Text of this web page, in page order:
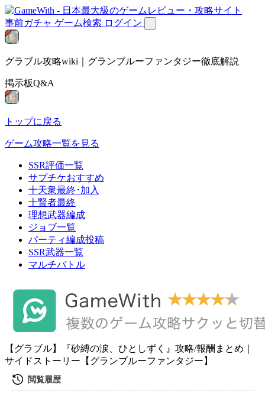
事前ガチャ ゲーム検索 ログイン
グラブル攻略wiki｜グランブルーファンタジー徹底解説
掲示板Q&A
トップに戻る
ゲーム攻略一覧を見る
SSR評価一覧
サプチケおすすめ
十天衆最終･加入
十賢者最終
理想武器編成
ジョブ一覧
パーティ編成投稿
SSR武器一覧
マルチバトル
【グラブル】『砂縛の涙、ひとしずく』攻略/報酬まとめ｜
サイドストーリー【グランブルーファンタジー】